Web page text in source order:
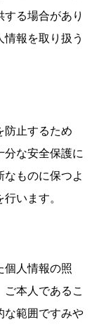
する場合があり
報を取り扱う
防止するため
分な安全保護に
ものに保つよ
います。
個人情報の照
本人であるこ
な範囲ですみや